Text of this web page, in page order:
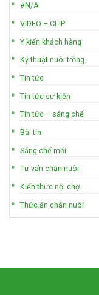
#N/A
VIDEO – CLIP
Ý kiến khách hàng
Kỹ thuật nuôi trồng
Tin tức
Tin tức sự kiện
Tin tức – sáng chế
Bài tin
Sáng chế mới
Tư vấn chăn nuôi
Kiến thức nội chợ
Thức ăn chăn nuôi